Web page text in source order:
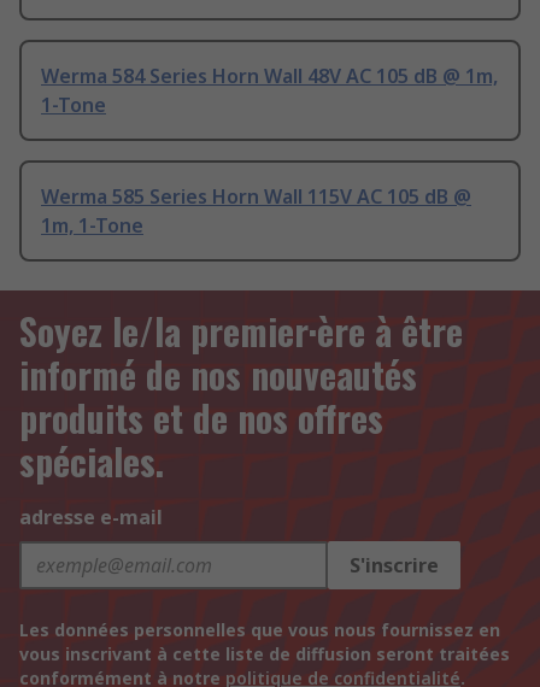
Werma 584 Series Horn Wall 48V AC 105 dB @ 1m,
1-Tone
Werma 585 Series Horn Wall 115V AC 105 dB @
1m, 1-Tone
Soyez le/la premier·ère à être
informé de nos nouveautés
produits et de nos offres
spéciales.
adresse e-mail
S'inscrire
Les données personnelles que vous nous fournissez en
vous inscrivant à cette liste de diffusion seront traitées
conformément à notre politique de confidentialité.